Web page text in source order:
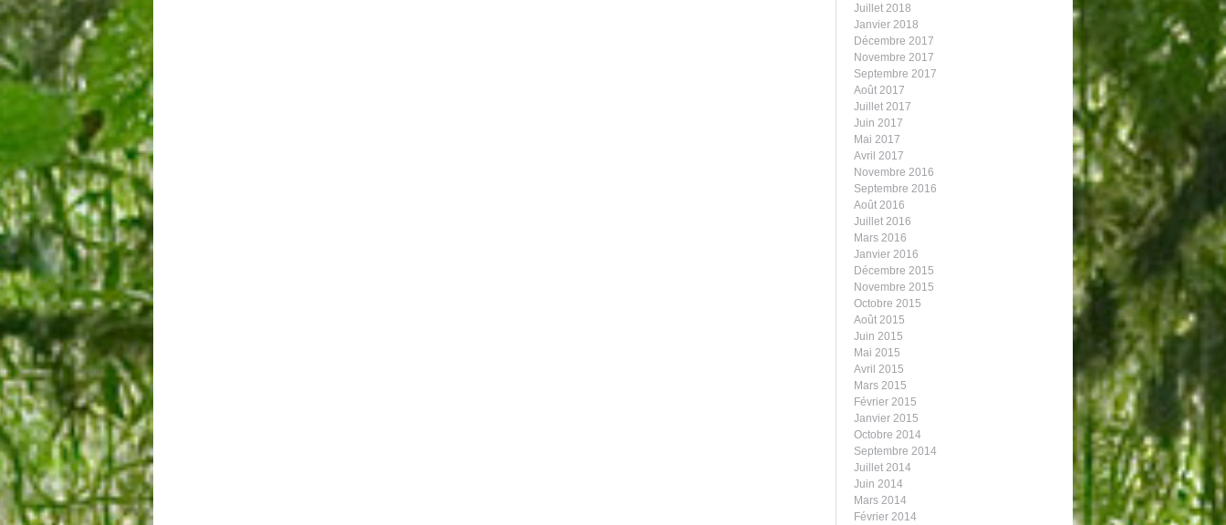
Juillet 2018
Janvier 2018
Décembre 2017
Novembre 2017
Septembre 2017
Août 2017
Juillet 2017
Juin 2017
Mai 2017
Avril 2017
Novembre 2016
Septembre 2016
Août 2016
Juillet 2016
Mars 2016
Janvier 2016
Décembre 2015
Novembre 2015
Octobre 2015
Août 2015
Juin 2015
Mai 2015
Avril 2015
Mars 2015
Février 2015
Janvier 2015
Octobre 2014
Septembre 2014
Juillet 2014
Juin 2014
Mars 2014
Février 2014